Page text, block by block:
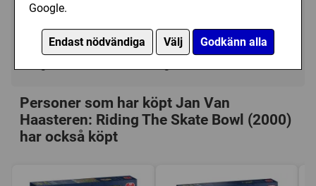
Google.
Endast nödvändiga Välj Godkänn alla
249 kr Köp
Personer som har köpt Jan Van
Haasteren: Riding The Skate Bowl (2000)
har också köpt